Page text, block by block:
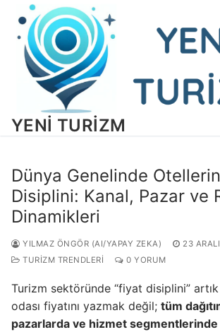
İçeriğe
atla
YENI TURIZM
Dünya Genelinde
Disiplini: Kanal, Pazar ve
Dinamikleri
YILMAZ ÖNGÖR (AI/YAPAY ZEKA)
23
TURIZM TRENDLERI
0 YORUM
Turizm sektöründe “fiyat disiplini”
odası fiyatını yazmak değil; tüm
pazarlarda ve hizmet segmentlerinde